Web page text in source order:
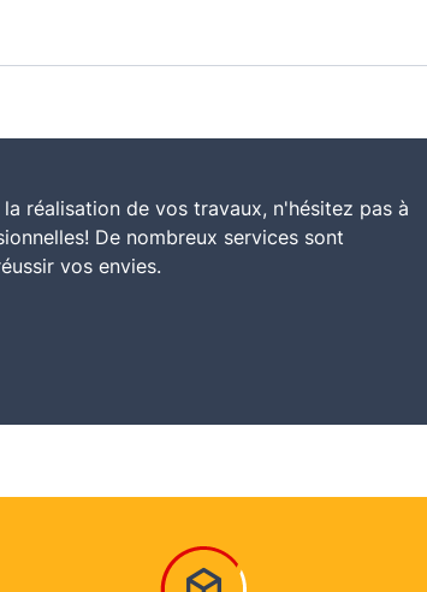
réalisation de vos travaux, n'hésitez pas à
De nombreux services sont
vos envies.